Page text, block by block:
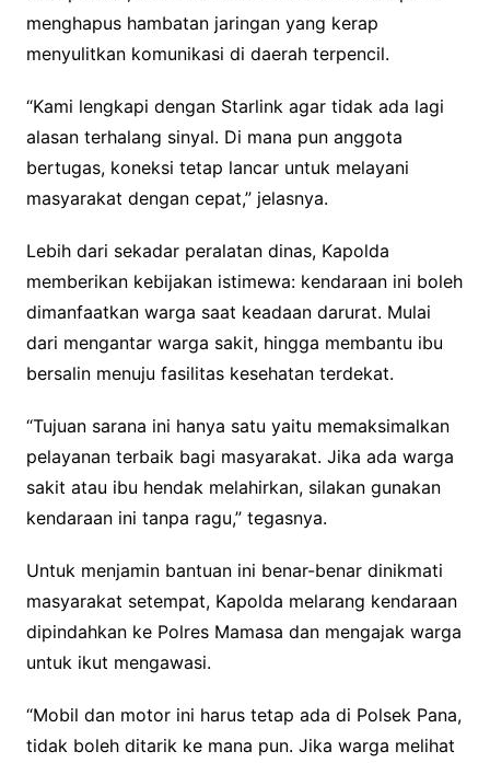
menghapus hambatan jaringan yang kerap
menyulitkan komunikasi di daerah terpencil.
“Kami lengkapi dengan Starlink agar tidak ada lagi
alasan terhalang sinyal. Di mana pun anggota
bertugas, koneksi tetap lancar untuk melayani
masyarakat dengan cepat,” jelasnya.
Lebih dari sekadar peralatan dinas, Kapolda
memberikan kebijakan istimewa: kendaraan ini boleh
dimanfaatkan warga saat keadaan darurat. Mulai
dari mengantar warga sakit, hingga membantu ibu
bersalin menuju fasilitas kesehatan terdekat.
“Tujuan sarana ini hanya satu yaitu memaksimalkan
pelayanan terbaik bagi masyarakat. Jika ada warga
sakit atau ibu hendak melahirkan, silakan gunakan
kendaraan ini tanpa ragu,” tegasnya.
Untuk menjamin bantuan ini benar-benar dinikmati
masyarakat setempat, Kapolda melarang kendaraan
dipindahkan ke Polres Mamasa dan mengajak warga
untuk ikut mengawasi.
“Mobil dan motor ini harus tetap ada di Polsek Pana,
tidak boleh ditarik ke mana pun. Jika warga melihat